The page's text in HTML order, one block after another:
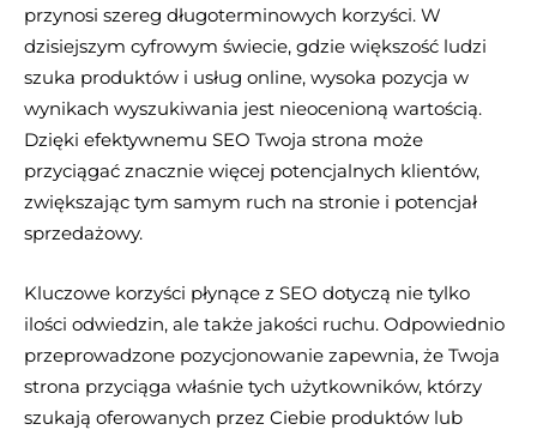
przynosi szereg długoterminowych korzyści. W
dzisiejszym cyfrowym świecie, gdzie większość ludzi
szuka produktów i usług online, wysoka pozycja w
wynikach wyszukiwania jest nieocenioną wartością.
Dzięki efektywnemu SEO Twoja strona może
przyciągać znacznie więcej potencjalnych klientów,
zwiększając tym samym ruch na stronie i potencjał
sprzedażowy.
Kluczowe korzyści płynące z SEO dotyczą nie tylko
ilości odwiedzin, ale także jakości ruchu. Odpowiednio
przeprowadzone pozycjonowanie zapewnia, że Twoja
strona przyciąga właśnie tych użytkowników, którzy
szukają oferowanych przez Ciebie produktów lub